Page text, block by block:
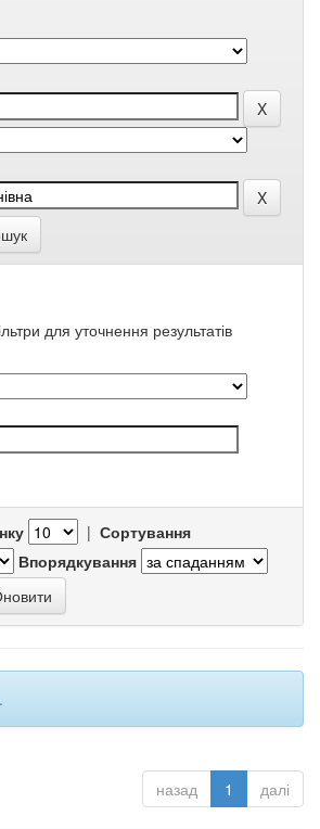
для уточнення результатів
| Сортування
Впорядкування
назад 1 далі